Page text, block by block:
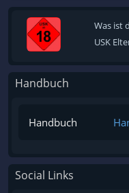
Was ist
USK
Handbuch
Handbuch
Social Links